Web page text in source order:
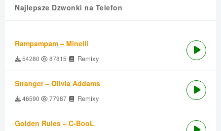
Najlepsze Dzwonki na Telefon
Rampampam – Minelli
54280 87815 Remixy
Stranger – Olivia Addams
46590 77987 Remixy
Golden Rules – C-BooL